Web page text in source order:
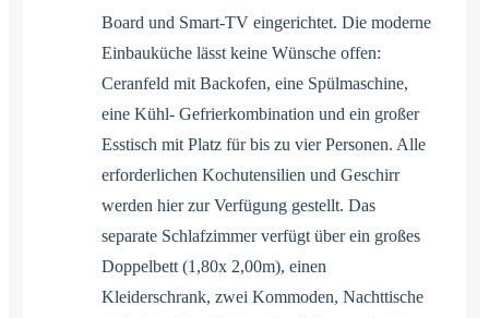
Board und Smart-TV eingerichtet. Die moderne
Einbauküche lässt keine Wünsche offen:
Ceranfeld mit Backofen, eine Spülmaschine,
eine Kühl- Gefrierkombination und ein großer
Esstisch mit Platz für bis zu vier Personen. Alle
erforderlichen Kochutensilien und Geschirr
werden hier zur Verfügung gestellt. Das
separate Schlafzimmer verfügt über ein großes
Doppelbett (1,80x 2,00m), einen
Kleiderschrank, zwei Kommoden, Nachttische